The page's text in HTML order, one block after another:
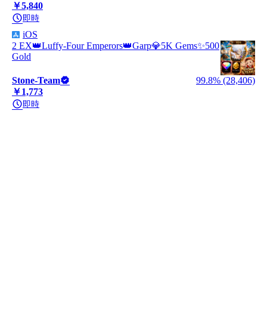
￥5,840
即時
iOS
2 EX👑Luffy-Four Emperors👑Garp💎5K Gems✨500
Gold
Stone-Team
99.8% (28,406)
￥1,773
即時